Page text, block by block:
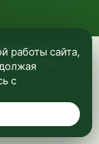
для
работы
работы сайта,
с